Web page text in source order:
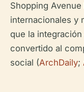
Shopping
internacionales y
que la
convertido al
social (ArchDaily;